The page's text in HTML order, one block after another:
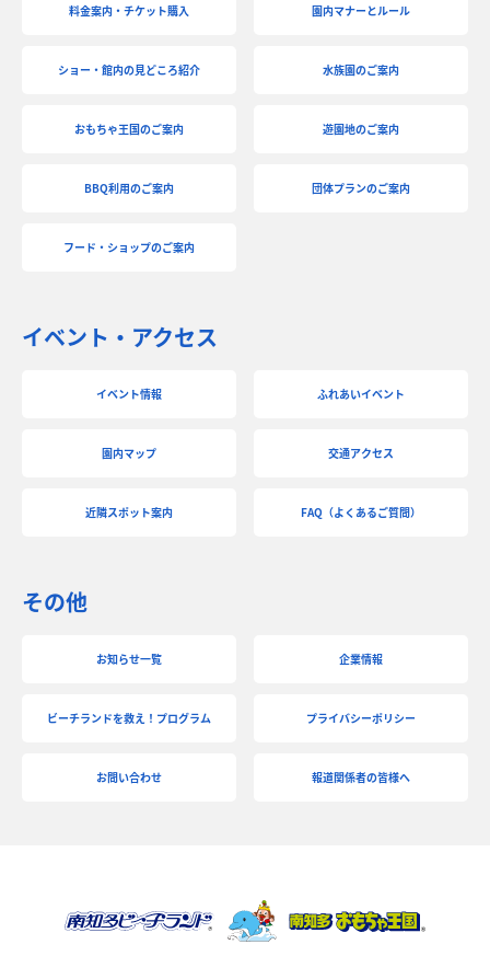
料金案内・チケット購入 園内マナーとルール
ショー・館内の見どころ紹介 水族園のご案内
おもちゃ王国のご案内 遊園地のご案内
BBQ利用のご案内 団体プランのご案内
フード・ショップのご案内
イベント・アクセス
イベント情報 ふれあいイベント
園内マップ 交通アクセス
近隣スポット案内 FAQ（よくあるご質問）
その他
お知らせ一覧 企業情報
ビーチランドを救え！プログラム プライバシーポリシー
お問い合わせ 報道関係者の皆様へ